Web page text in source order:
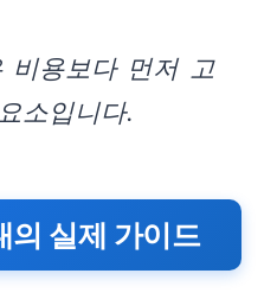
비용보다 먼저 고
소입니다.
의 실제 가이드